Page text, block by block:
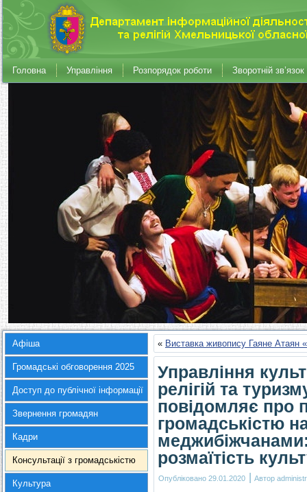
Головна Управління Розпорядок роботи Зворотній зв’язок
Афіша
Громадські обговорення 2025
Доступ до публічної інформації
Звернення громадян
Кадри
Консультації з громадськістю
Культура
« Виставка живопису Гаяне
Управління
релігій та
повідомляє про
громадськістю
меджибіжчанами:
розмаїтість
Опубліковано 29.01.2020 | Автор